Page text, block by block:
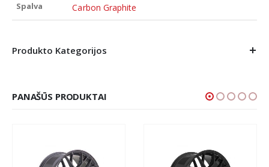
Spalva Carbon Graphite
Produkto Kategorijos
PANAŠŪS PRODUKTAI